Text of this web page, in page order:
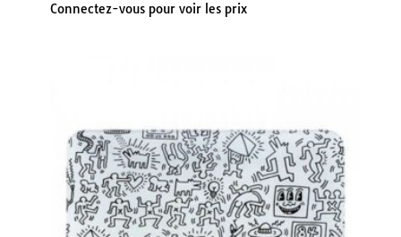
Connectez-vous pour voir les prix